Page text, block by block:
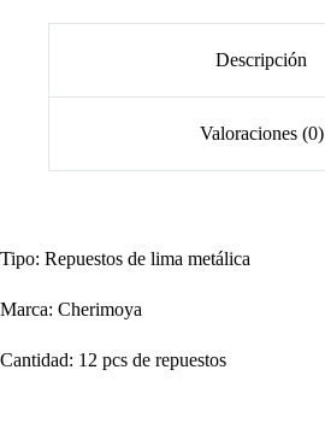
Descripción
Valoraciones (0)
Tipo: Repuestos de lima metálica
Marca: Cherimoya
Cantidad: 12 pcs de repuestos